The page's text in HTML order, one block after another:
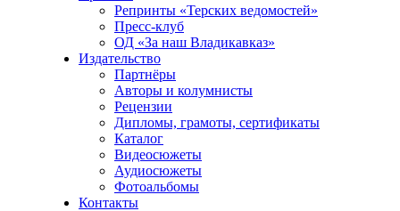
Репринты «Терских ведомостей»
Пресс-клуб
ОД «За наш Владикавказ»
Издательство
Партнёры
Авторы и колумнисты
Рецензии
Дипломы, грамоты, сертификаты
Каталог
Видеосюжеты
Аудиосюжеты
Фотоальбомы
Контакты